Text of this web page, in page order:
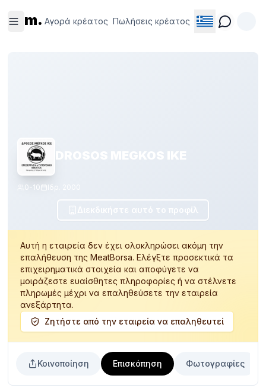
m. Αγορά κρέατος Πωλήσεις κρέατος
κρέατος κρέατος
DROSOS MEGKOS IKE
0-10 Ιδρ.
Διεκδικήστε αυτό το προφίλ
Αυτή η εταιρεία δεν έχει ολοκληρώσει ακόμη την
επαλήθευση της MeatBorsa. Ελέγξτε προσεκτικά τα
επιχειρηματικά στοιχεία και αποφύγετε να
μοιράζεστε ευαίσθητες πληροφορίες ή να στέλνετε
πληρωμές μέχρι να επαληθεύσετε την εταιρεία
ανεξάρτητα.
Ζητήστε από την εταιρεία να επαληθευτεί
Κοινοποίηση Επισκόπηση Φωτογραφίες